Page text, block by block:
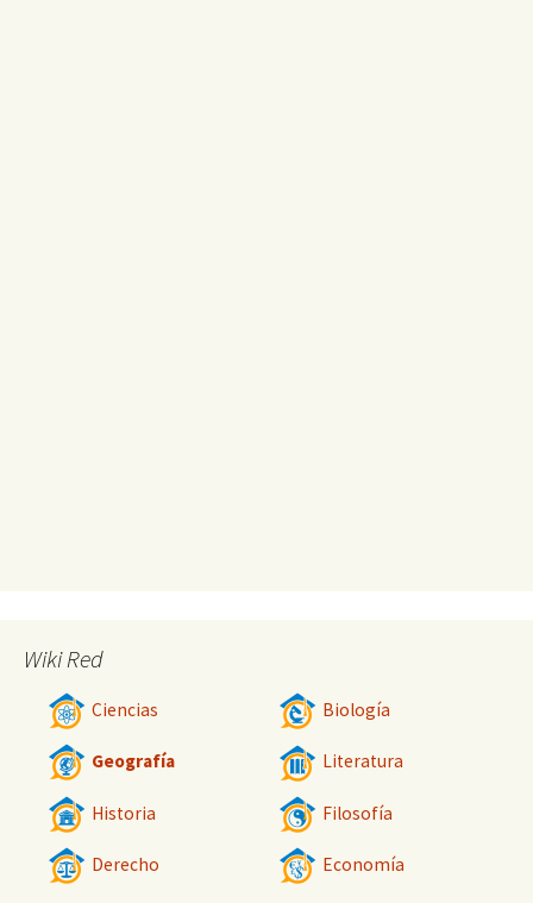
Wiki Red
Ciencias Biología
Geografía Literatura
Historia Filosofía
Derecho Economía